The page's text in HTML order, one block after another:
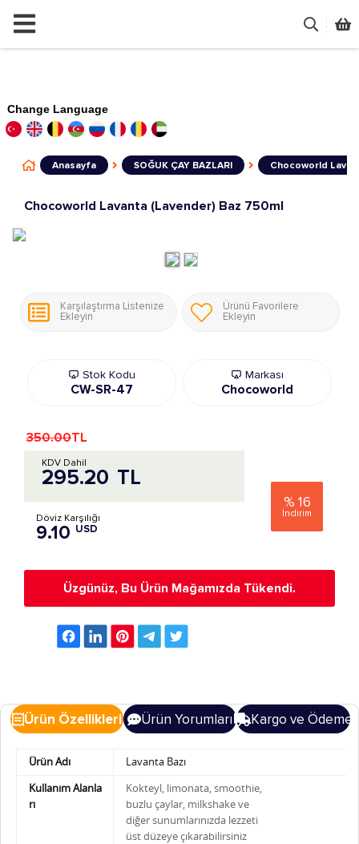
Change Language
Anasayfa SOĞUK ÇAY BAZLARI Chocoworld
Chocoworld Lavanta (Lavender) Baz 750ml
Karşılaştırma Listenize
Ekleyin
Ürünü Favorilere
Ekleyin
Stok Kodu
CW-SR-47
Markası
Chocoworld
% 16
İndirim
350.00TL
295.20 TL
KDV Dahil
Döviz Karşılığı
9.10 USD
Üzgünüz, Bu Ürün Mağamızda Tükendi.
Ürün Özellikleri Ürün Yorumları Kargo ve Ödeme
Ürün Adı
Lavanta Bazı
Kullanım Alanla
rı
Kokteyl, limonata, smoothie,
buzlu çaylar, milkshake ve
diğer sunumlarınızdalezzeti
üst düzeye çıkarabilirsiniz